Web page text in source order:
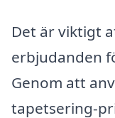
Det är viktigt
erbjudanden
Genom att
tapetsering-